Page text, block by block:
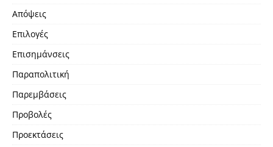
Απόψεις
Επιλογές
Επισημάνσεις
Παραπολιτική
Παρεμβάσεις
Προβολές
Προεκτάσεις